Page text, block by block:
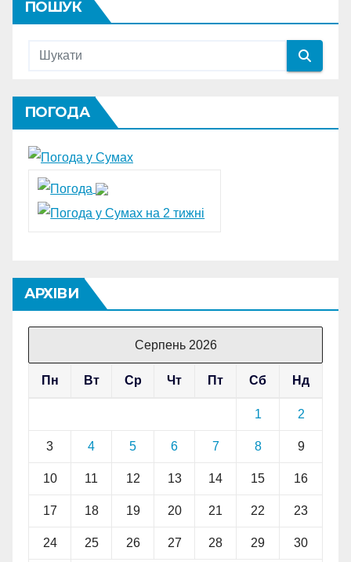
ПОШУК
ПОГОДА
АРХІВИ
Серпень 2026
Пн Вт Ср Чт Пт Сб Нд
1 2
3 4 5 6 7 8 9
10 11 12 13 14 15 16
17 18 19 20 21 22 23
24 25 26 27 28 29 30